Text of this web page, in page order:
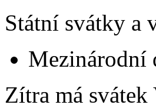
Státní svátky a
Mezinárodní
Zítra má svátek